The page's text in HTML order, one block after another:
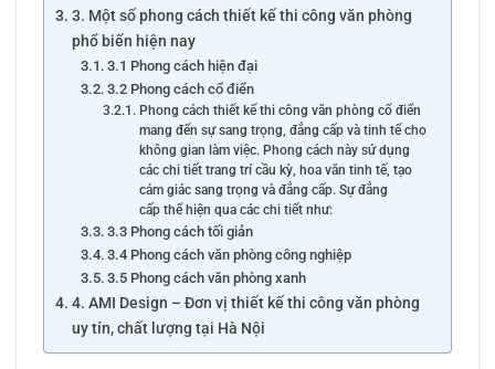
3. Một số phong cách thiết kế thi công văn phòng
phổ biến hiện nay
3.1 Phong cách hiện đại
3.2 Phong cách cổ điển
Phong cách thiết kế thi công văn phòng cổ điển
mang đến sự sang trọng, đẳng cấp và tinh tế cho
không gian làm việc. Phong cách này sử dụng
các chi tiết trang trí cầu kỳ, hoa văn tinh tế, tạo
cảm giác sang trọng và đẳng cấp. Sự đẳng
cấp thể hiện qua các chi tiết như:
3.3 Phong cách tối giản
3.4 Phong cách văn phòng công nghiệp
3.5 Phong cách văn phòng xanh
4. AMI Design – Đơn vị thiết kế thi công văn phòng
uy tín, chất lượng tại Hà Nội